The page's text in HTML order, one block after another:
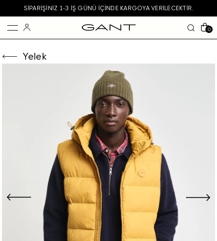
SIPARIŞINIZ 1-3 IŞ GÜNÜ IÇINDE KARGOYA VERILECEKTIR.
0
Yelek